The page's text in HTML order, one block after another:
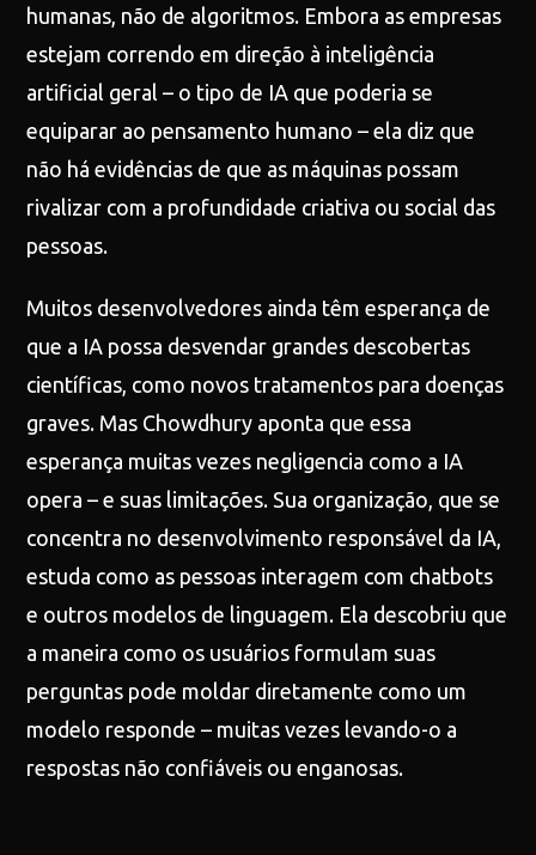
humanas, não de algoritmos. Embora as empresas
estejam correndo em direção à inteligência
artificial geral – o tipo de IA que poderia se
equiparar ao pensamento humano – ela diz que
não há evidências de que as máquinas possam
rivalizar com a profundidade criativa ou social das
pessoas.
Muitos desenvolvedores ainda têm esperança de
que a IA possa desvendar grandes descobertas
científicas, como novos tratamentos para doenças
graves. Mas Chowdhury aponta que essa
esperança muitas vezes negligencia como a IA
opera – e suas limitações. Sua organização, que se
concentra no desenvolvimento responsável da IA,
estuda como as pessoas interagem com chatbots
e outros modelos de linguagem. Ela descobriu que
a maneira como os usuários formulam suas
perguntas pode moldar diretamente como um
modelo responde – muitas vezes levando-o a
respostas não confiáveis ou enganosas.